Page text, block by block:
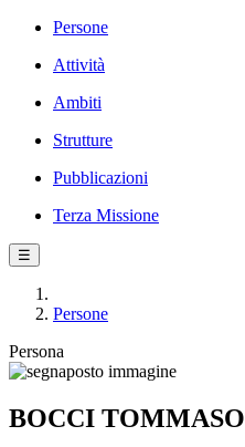
Persone
Attività
Ambiti
Strutture
Pubblicazioni
Terza Missione
☰
Persone
Persona
BOCCI TOMMASO